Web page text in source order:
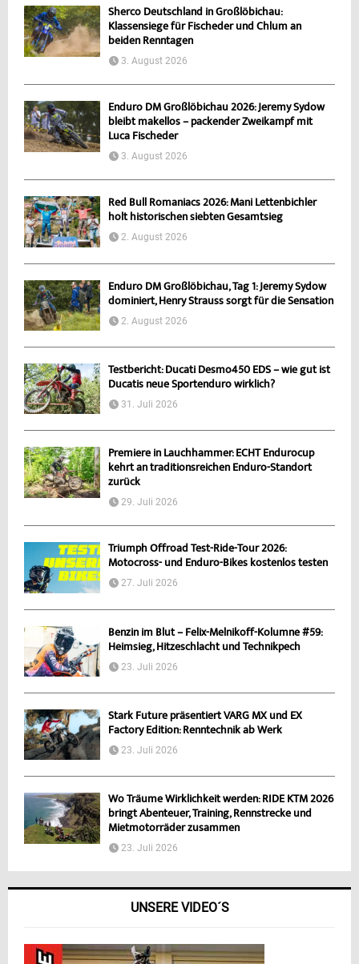
Sherco Deutschland in Großlöbichau:
Klassensiege für Fischeder und Chlum an
beiden Renntagen
3. August 2026
Enduro DM Großlöbichau 2026: Jeremy Sydow
bleibt makellos – packender Zweikampf mit
Luca Fischeder
3. August 2026
Red Bull Romaniacs 2026: Mani Lettenbichler
holt historischen siebten Gesamtsieg
2. August 2026
Enduro DM Großlöbichau, Tag 1: Jeremy Sydow
dominiert, Henry Strauss sorgt für die Sensation
2. August 2026
Testbericht: Ducati Desmo450 EDS – wie gut ist
Ducatis neue Sportenduro wirklich?
31. Juli 2026
Premiere in Lauchhammer: ECHT Endurocup
kehrt an traditionsreichen Enduro-Standort
zurück
29. Juli 2026
Triumph Offroad Test-Ride-Tour 2026:
Motocross- und Enduro-Bikes kostenlos testen
27. Juli 2026
Benzin im Blut – Felix-Melnikoff-Kolumne #59:
Heimsieg, Hitzeschlacht und Technikpech
23. Juli 2026
Stark Future präsentiert VARG MX und EX
Factory Edition: Renntechnik ab Werk
23. Juli 2026
Wo Träume Wirklichkeit werden: RIDE KTM 2026
bringt Abenteuer, Training, Rennstrecke und
Mietmotorräder zusammen
23. Juli 2026
UNSERE VIDEO´S